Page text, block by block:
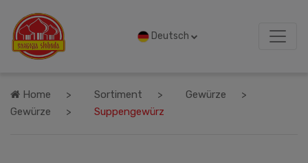
Deutsch
Home Sortiment
Gewürze
Gewürze
Suppengewürz